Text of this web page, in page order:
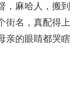
，麻哈人，搬到
街名，真配得上
亲的眼睛都哭瞎